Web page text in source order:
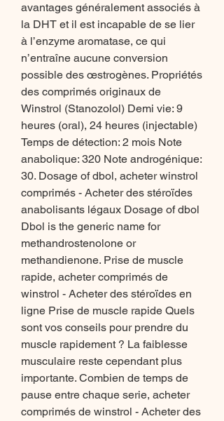
avantages généralement associés à
la DHT et il est incapable de se lier
à l’enzyme aromatase, ce qui
n’entraîne aucune conversion
possible des œstrogènes. Propriétés
des comprimés originaux de
Winstrol (Stanozolol) Demi vie: 9
heures (oral), 24 heures (injectable)
Temps de détection: 2 mois Note
anabolique: 320 Note androgénique:
30. Dosage of dbol, acheter winstrol
comprimés - Acheter des stéroïdes
anabolisants légaux Dosage of dbol
Dbol is the generic name for
methandrostenolone or
methandienone. Prise de muscle
rapide, acheter comprimés de
winstrol - Acheter des stéroïdes en
ligne Prise de muscle rapide Quels
sont vos conseils pour prendre du
muscle rapidement ? La faiblesse
musculaire reste cependant plus
importante. Combien de temps de
pause entre chaque serie, acheter
comprimés de winstrol - Acheter des